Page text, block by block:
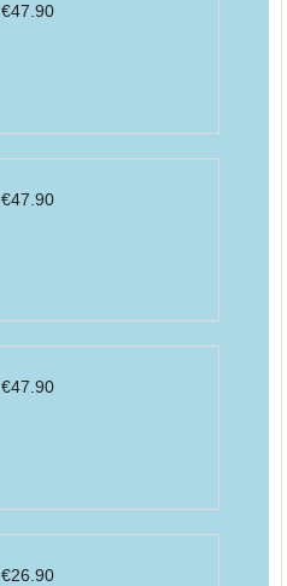
€47.90
€47.90
€47.90
€26.90